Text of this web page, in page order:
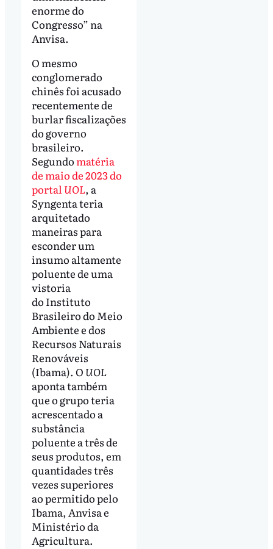
enorme do
Congresso” na
Anvisa.
O mesmo
conglomerado
chinês foi acusado
recentemente de
burlar fiscalizações
do governo
brasileiro.
Segundo matéria
de maio de 2023 do
portalUOL, a
Syngenta teria
arquitetado
maneiras para
esconder um
insumo altamente
poluente de uma
vistoria
do Instituto
Brasileiro do Meio
Ambiente e dos
Recursos Naturais
Renováveis
(Ibama). O UOL
aponta também
que o grupo teria
acrescentado a
substância
poluente a três de
seus produtos, em
quantidades três
vezes superiores
ao permitido pelo
Ibama, Anvisa e
Ministério da
Agricultura.